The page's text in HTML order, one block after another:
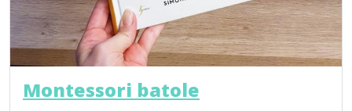
Montessori batole